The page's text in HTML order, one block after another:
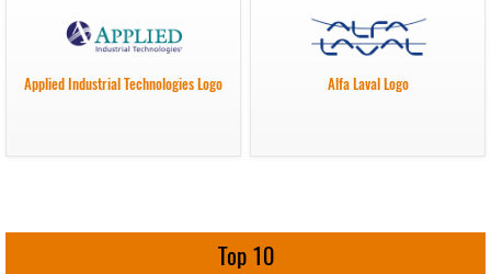
Applied Industrial Technologies Logo Alfa Laval Logo
Top 10